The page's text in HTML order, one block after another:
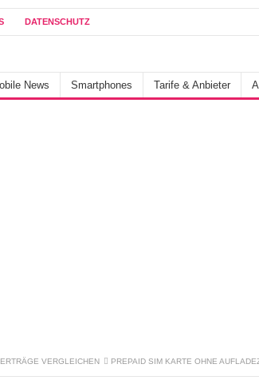
DATENSCHUTZ
News Smartphones Tarife & Anbieter
VERGLEICHEN PREPAID SIM KARTE OHNE